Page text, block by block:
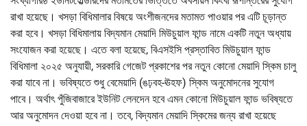
রাখা হয়েছে। খসড়া বিধিমালার বিষয়ে অংশীজনদের মতামত পাওয়ার পর এটি চূড়ান্ত
করা হবে। খসড়া বিধিমালায় বিদ্যমান মেয়াদি মিউচুয়াল ফান্ড নামে একটি নতুন অধ্যায়
সংযোজন করা হয়েছে। এতে বলা হয়েছে, বিএসইসি প্রস্তাবিত মিউচুয়াল ফান্ড
বিধিমালা ২০২৫ অনুযায়ী, সরকারি গেজেট প্রকাশের পর নতুন কোনো মেয়াদি স্কিম চালু
করা যাবে না। ভবিষ্যতে শুধু বেমেয়াদি (ঙঢ়বহ-ঊহফ) স্কিম অনুমোদনের সুযোগ
পাবে। অর্থাৎ পুঁজিবাজারে ইউনিট লেনদেন হবে এমন কোনো মিউচুয়াল ফান্ড ভবিষ্যতে
আর অনুমোদন দেওয়া হবে না। তবে, বিদ্যমান মেয়াদি স্কিমের জন্য রাখা হয়েছে